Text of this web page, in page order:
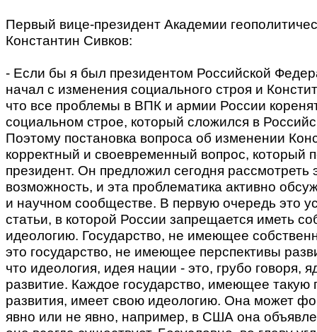
Первый вице-президент Академии
Константин Сивков:
- Если бы я был президентом Российской
начал с изменения социального строя и
что все проблемы в ВПК и армии России
социальном строе, который сложился в
Поэтому постановка вопроса об изменении
корректный и своевременный вопрос, который
президент. Он предложил сегодня рассмотреть
возможность, и эта проблематика активно
и научном сообществе. В первую очередь это
статьи, в которой России запрещается иметь
идеологию. Государство, не имеющее
это государство, не имеющее перспективы
что идеология, идея нации - это, грубо говоря,
развитие. Каждое государство, имеющее такую
развития, имеет свою идеологию. Она может
явно или не явно, например, в США она